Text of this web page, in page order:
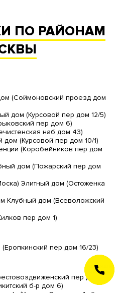
ПО РАЙОНАМ
(Соймоновский проезд дом
дом (Курсовой пер дом 12/5)
пер дом 6)
наб дом 43)
дом (Курсовой пер дом 10/1)
(Коробейников пер дом
дом (Пожарский пер дом
Элитный дом (Остоженка
Клубный дом (Всеволожский
пер дом 1)
пер дом 16/23)
пер дом 4)
б-р дом 6)
ЗАКАЗАТЬ
ЗВОНОК